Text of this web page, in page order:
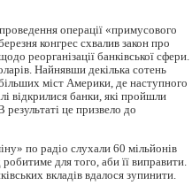
операції «примусового
конгрес схвалив закон про
реорганізації банківської сфери.
Найнявши декілька сотень
міст Америки, де наступного
відкрилися банки, які пройшли
це призвело до
по радіо слухали 60 мільйонів
для того, аби її виправити.
вкладів вдалося зупинити.